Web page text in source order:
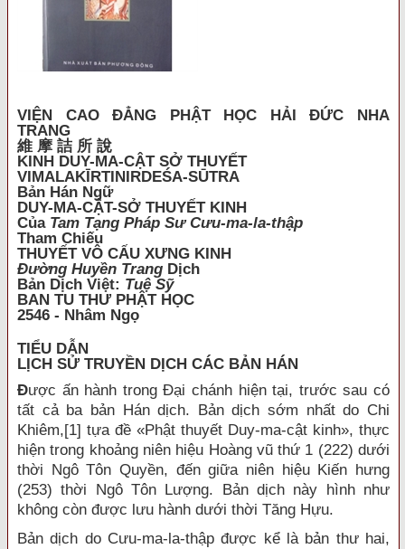
VIỆN CAO ĐẲNG PHẬT HỌC HẢI ĐỨC NHA
TRANG
維 摩 詰 所 說
KINH DUY-MA-CẬT SỞ THUYẾT
VIMALAKĪRTINIRDEŚA-SŪTRA
Bản Hán Ngữ
DUY-MA-CẬT-SỞ THUYẾT KINH
Của Tam Tạng Pháp Sư Cưu-ma-la-thập
Tham Chiếu
THUYẾT VÔ CẤU XƯNG KINH
Đường Huyền Trang Dịch
Bản Dịch Việt: Tuệ Sỹ
BAN TU THƯ PHẬT HỌC
2546 - Nhâm Ngọ
TIỂU DẪN
LỊCH SỬ TRUYỀN DỊCH CÁC BẢN HÁN
Được ấn hành trong Đại chánh hiện tại, trước sau có
tất cả ba bản Hán dịch. Bản dịch sớm nhất do Chi
Khiêm,[1] tựa đề «Phật thuyết Duy-ma-cật kinh», thực
hiện trong khoảng niên hiệu Hoàng vũ thứ 1 (222) dưới
thời Ngô Tôn Quyền, đến giữa niên hiệu Kiến hưng
(253) thời Ngô Tôn Lượng. Bản dịch này hình như
không còn được lưu hành dưới thời Tăng Hựu.
Bản dịch do Cưu-ma-la-thập được kể là bản thư hai,